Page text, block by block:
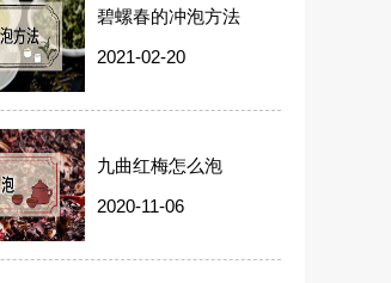
碧螺春的冲泡方法
2021-02-20
九曲红梅怎么泡
2020-11-06